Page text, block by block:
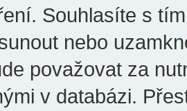
Souhlasíte s
nebo
považovat za
v databázi.